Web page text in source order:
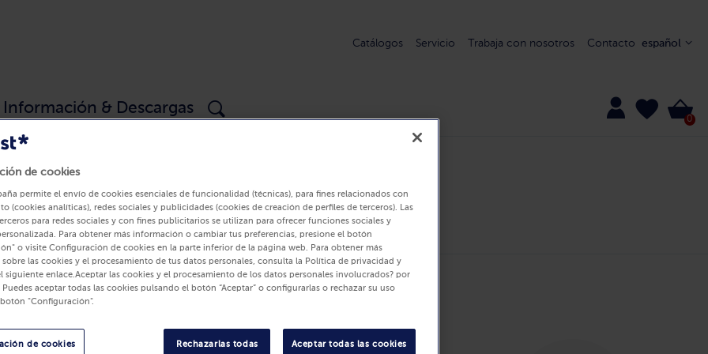
Catálogos Servicio Trabaja con nosotros Contacto español
Información & Descargas
0
de productos
de productos 0 Productos
bofrost*
de cookies
permite el envío de cookies esenciales de funcionalidad (técnicas), para fines relacionados con
(cookies analíticas), redes sociales y publicidades (cookies de creación de perfiles de terceros). Las
para redes sociales y con fines publicitarios se utilizan para ofrecer funciones sociales y
Para obtener más información o cambiar tus preferencias, presione el botón
o visite Configuración de cookies en la parte inferior de la página web. Para obtener más
las cookies y el procesamiento de tus datos personales, consulta la Política de privacidad y
siguiente enlace.Aceptar las cookies y el procesamiento de los datos personales involucrados? por
aceptar todas las cookies pulsando el botón “Aceptar” o configurarlas o rechazar su uso
"Configuración".
Rechazarlas todas Aceptar todas las cookies
de cookies